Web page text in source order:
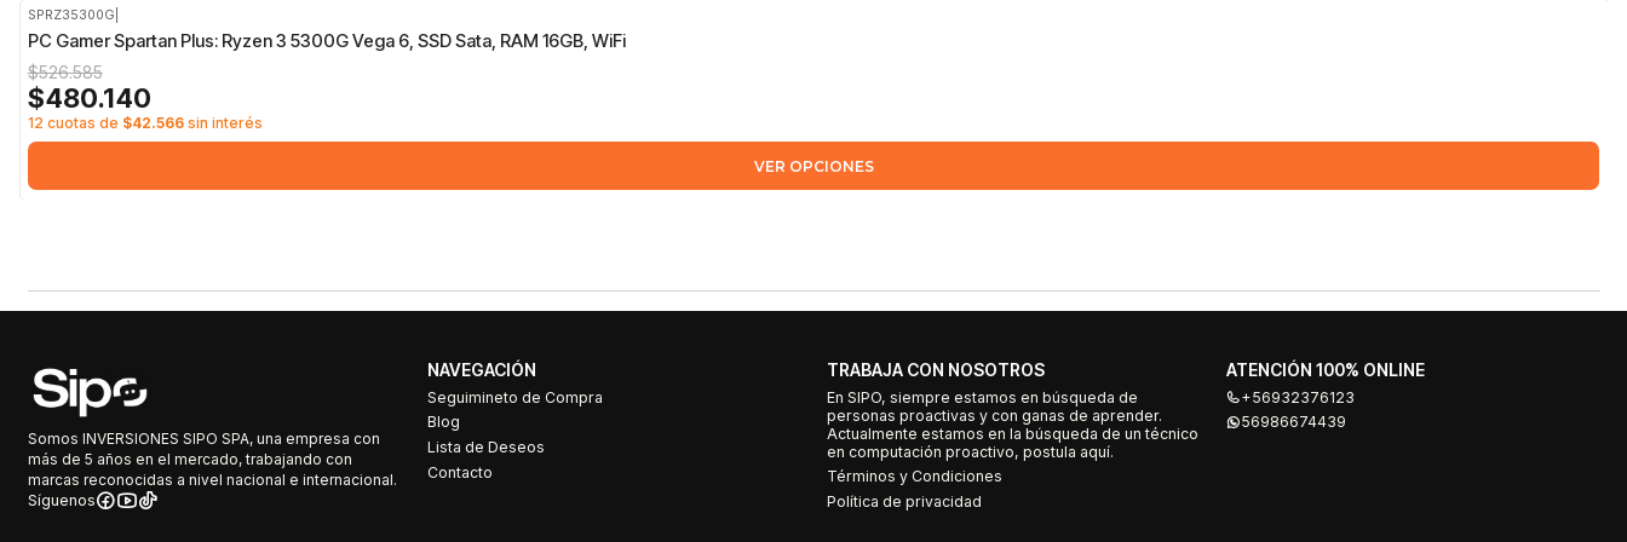
SPRZ35300G
PC Gamer Spartan Plus: Ryzen 3 5300G Vega 6, SSD Sata, RAM 16GB, WiFi
$526.585
$480.140
12 cuotas de $42.566sin interés
VER OPCIONES
Somos INVERSIONES SIPO SPA, una empresa con
más de 5 años en el mercado, trabajando con
marcas reconocidas a nivel nacional e internacional.
Síguenos
NAVEGACIÓN
Seguimineto de Compra
Blog
Lista de Deseos
Contacto
TRABAJA CON NOSOTROS
En SIPO, siempre estamos en búsqueda de
personas proactivas y con ganas de aprender.
Actualmente estamos en la búsqueda de un técnico
en computación proactivo, postula aquí.
Términos y Condiciones
Política de privacidad
ATENCIÓN 100% ONLINE
+56932376123
56986674439